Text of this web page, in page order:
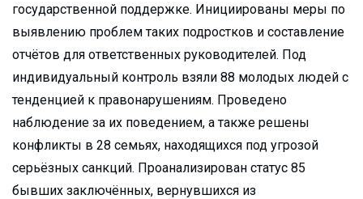
государственной поддержке. Инициированы меры по
выявлению проблем таких подростков и составление
отчётов для ответственных руководителей. Под
индивидуальный контроль взяли 88 молодых людей с
тенденцией к правонарушениям. Проведено
наблюдение за их поведением, а также решены
конфликты в 28 семьях, находящихся под угрозой
серьёзных санкций. Проанализирован статус 85
бывших заключённых, вернувшихся из